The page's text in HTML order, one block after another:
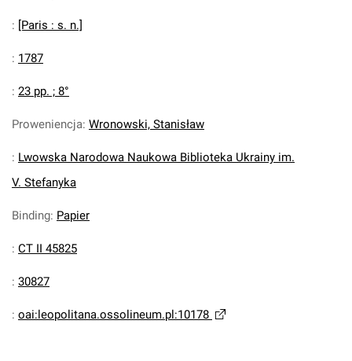
: [Paris : s. n.]
: 1787
: 23 pp. ; 8°
Proweniencja: Wronowski, Stanisław
: Lwowska Narodowa Naukowa Biblioteka Ukrainy im.
V. Stefanyka
Binding: Papier
: CT II 45825
: 30827
: oai:leopolitana.ossolineum.pl:10178